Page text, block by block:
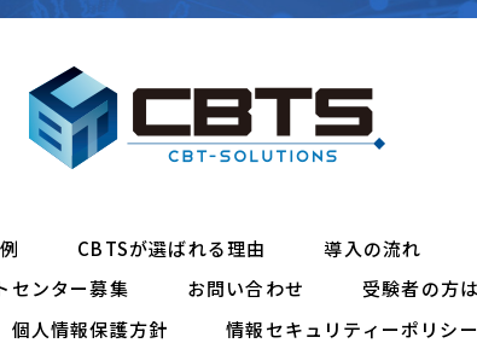
CBTSが選ばれる理由
導入の流れ
センター募集 お問い合わせ
受験者の方
個人情報保護方針
情報セキュリティーポリシ